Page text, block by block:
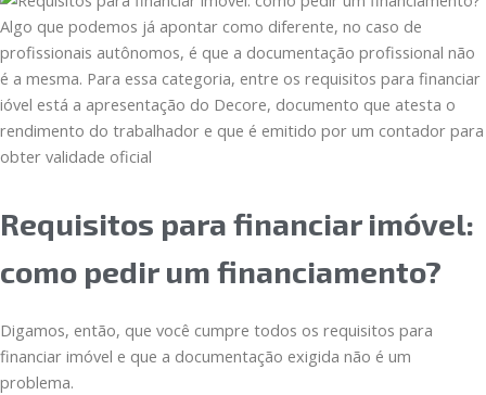
Algo que podemos já apontar como diferente, no caso de
profissionais autônomos, é que a documentação profissional não
é a mesma. Para essa categoria, entre os requisitos para financiar
ióvel está a apresentação do Decore, documento que atesta o
rendimento do trabalhador e que é emitido por um contador para
obter validade oficial
Requisitos para financiar imóvel:
como pedir um financiamento?
Digamos, então, que você cumpre todos os requisitos para
financiar imóvel e que a documentação exigida não é um
problema.